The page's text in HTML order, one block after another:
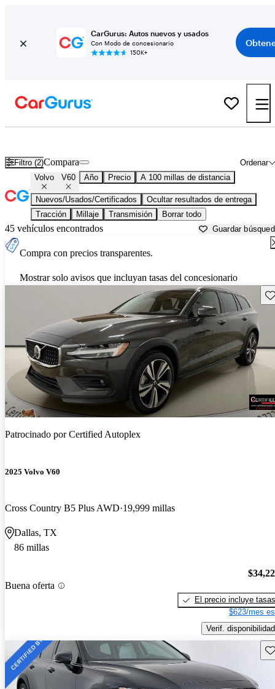
CarGurus: Autos nuevos y usados
Con Modo de concesionario
150K+
Filtro (2) Ordenar
Compara
Volvo V60 Año Precio A 100 millas de distancia
Nuevos/Usados/Certificados
Ocultar resultados de entrega
Tracción
Millaje Transmisión Borrar todo
45 vehículos encontrados Guardar
Compra con precios transparentes.
Mostrar solo avisos que incluyan tasas del concesionario
Patrocinado porCertified Autoplex
2025 Volvo V60
Cross Country B5 Plus AWD 19,999 millas
Dallas, TX
86 millas
Buena oferta
El precio incluye tasas
$623/mes
Verif. disponibilidad